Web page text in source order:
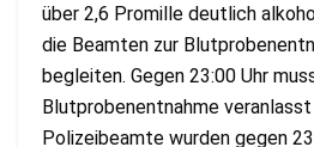
über 2,6 Promille deutlich
die Beamten zur
begleiten. Gegen 23:00 Uhr
Blutprobenentnahme
Polizeibeamte wurden gegen